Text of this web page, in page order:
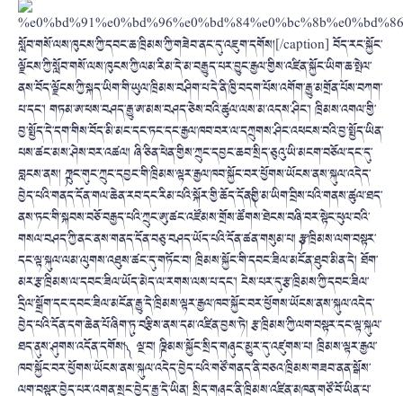
སློབ་གསོ་ལས་ཁུངས་ཀྱི་དབང་ཆ་ཁྲིམས་ཀྱི་གཟེབ་ནང་དུ་འཇུག་དགོས།[/caption] བོད་རང་སྐྱོང་
ལྗོངས་ཀྱི་སློབ་གསོ་ལས་ཁུངས་ཀྱི་ལམ་རིམ་དེ་མ་བརྒྱུད་པར་བྱུང་རྒྱལ་གྱིས་འཛིན་སྐྱོང་ཡིག་ཆ་སྤེལ་
ནས་བོད་ལྗོངས་ཀྱི་སྐད་ཡིག་གི་ཡུལ་ཁྲིམས་བཤིག་པ་དེ་ནི་ཁྱི་བདག་པོས་འགོག་རྒྱུ་མགྲོན་པོས་བཀག་
པ་དང་། གཏམ་ཨ་ཕས་བཤད་རྒྱུ་ཨ་མས་བཤད་ཅེས་བའི་ཚུལ་ལས་མ་འདས་ཤིང་། ཁྲིམས་འགལ་གྱི་
བྱ་སྤྱོད་དེ་དག་གིས་བོད་མི་མང་དང་ཏང་དང་རྒྱལ་ཁབ་བར་ལ་དཀྲུགས་ཤིང་འཕངས་བའི་བྱ་སྤྱོད་ཡིན་
པས་ཚང་མས་ཤེས་བར་འཚལ། ཞི་ཅིན་ཕེན་གྱིས་ཀྲུང་དབྱང་ཆབ་སྲིད་ཅུའུ་ཡི་མངག་བཅོལ་དང་དུ་
བླངས་ནས། ༼ཀྲུང་གུང་ཀྲུང་དབྱང་གི་ཁྲིམས་ལྟར་རྒྱལ་ཁབ་སྐྱོང་བར་ཕྱོགས་ཡོངས་ནས་སྐུལ་འདེད་
བྱེད་པའི་གནད་དོན་གལ་ཆེན་རབ་དང་རིམ་པའི་སྐོར་གྱི་ཆོད་དོན༽གྱི་མ་ཡིག་བྲིས་པའི་གནས་ཚུལ་ཐད་
ནས་ཏང་གི་སྐབས་བཅོ་བརྒྱད་པའི་ཀྲུང་ཨུ་ཚང་འཛོམས་གྲོས་ཚོགས་ཐེངས་བཞི་བར་སྟེང་ཕུལ་བའི་
གསལ་བཤད་ཀྱི་ནང་ནས་གནད་དོན་བཅུ་བཤད་ཡོད་པའི་དོན་ཚན་གསུམ་པ། ༼རྩ་ཁྲིམས་ལག་བསྟར་
དང་ལྟ་སྐུལ་ལམ་ལུགས་འཐུས་ཚང་དུ་གཏོང་བ། ཁྲིམས་སྐྱོང་གི་དབང་ཟིལ་མངོན་ཐུབ་མིན་དེ། ཐོག་
མར་རྩ་ཁྲིམས་ལ་དབང་ཟིལ་ཡོད་མེད་ལ་རགས་ལས་པ་དང་། ངེས་པར་དུ་རྩ་ཁྲིམས་ཀྱི་དབང་ཟིལ་
དྲིལ་སྒྲོག་དང་དབང་ཟིལ་མངོན་རྒྱུ་དེ་ཁྲིམས་ལྟར་རྒྱལ་ཁབ་སྐྱོང་བར་ཕྱོགས་ཡོངས་ནས་སྐུལ་འདེད་
བྱེད་པའི་དོན་དག་ཆེན་པོ་ཞིག་ཏུ་བརྩིས་ནས་དམ་འཛིན་བྱས་ཏེ། རྩ་ཁྲིམས་ཀྱི་ལག་བསྟར་དང་ལྟ་སྐུལ་
ཐད་ནུས་ཤུགས་འདོན་དགོས།༽ ལྔ་བ། ༼ཁྲིམས་སྐྱོང་སྲིད་གཞུང་མྱུར་དུ་འཛུགས་པ། ཁྲིམས་ལྟར་རྒྱལ་
ཁབ་སྐྱོང་བར་ཕྱོགས་ཡོངས་ནས་སྐུལ་འདེད་བྱེད་པའི་གཙོ་གནད་ནི་བཅའ་ཁྲིམས་གཟབ་ནན་སྒོས་
ལག་བསྟར་བྱེད་པར་འགན་སྲུང་བྱེད་རྒྱུ་དེ་ཡིན། སྲིད་གཞུང་ནི་ཁྲིམས་འཛིན་མཁན་གཙོ་བོ་ཡིན་པ་